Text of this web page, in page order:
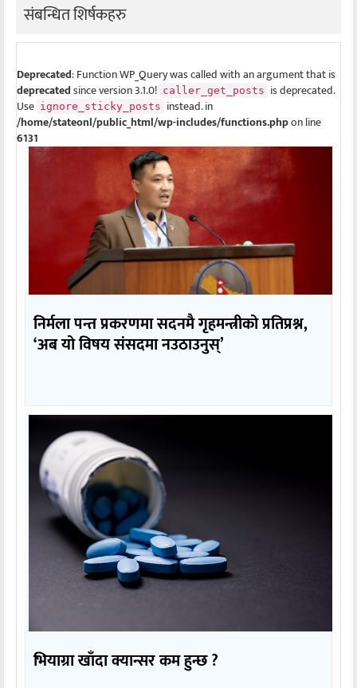
संबन्धित शिर्षकहरु
Deprecated: Function WP_Query was called with an argument that is
deprecatedsince version 3.1.0! caller_get_posts is deprecated.
Use ignore_sticky_posts instead. in
/home/stateonl/public_html/wp-includes/functions.phpon line
6131
निर्मला पन्त प्रकरणमा सदनमै गृहमन्त्रीको प्रतिप्रश्न,
‘अब यो विषय संसदमा नउठाउनुस्’
भियाग्रा खाँदा क्यान्सर कम हुन्छ ?